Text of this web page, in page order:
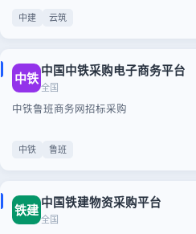
中建 云筑
中铁 中国中铁采购电子商务平台
全国
中铁鲁班商务网招标采购
中铁 鲁班
铁建 中国铁建物资采购平台
全国